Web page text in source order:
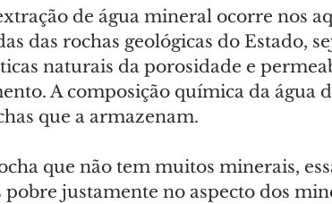
de água mineral ocorre nos
das rochas geológicas do Estado,
naturais da porosidade e
A composição química da água
que a armazenam.
que não tem muitos minerais,
justamente no aspecto dos